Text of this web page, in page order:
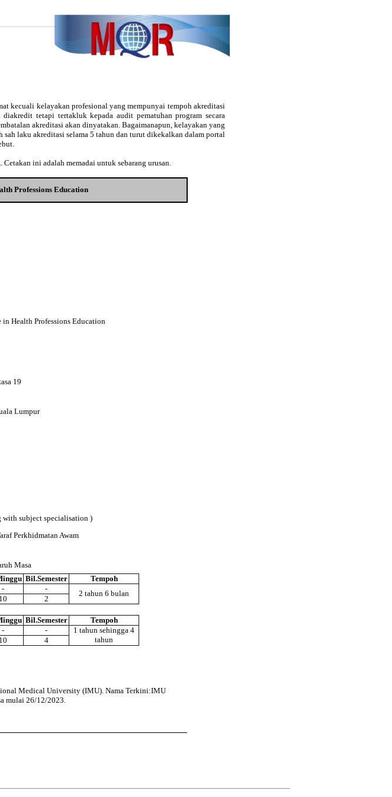
kecuali kelayakan profesional yang mempunyai tempoh akreditasi
tetapi tertakluk kepada audit pematuhan program secara
akreditasi akan dinyatakan. Bagaimanapun, kelayakan yang
laku akreditasi selama 5 tahun dan turut dikekalkan dalam portal
ini adalah memadai untuk sebarang urusan.
Professions Education
in Health Professions Education
19
Lumpur
subject specialisation )
Perkhidmatan Awam
Masa
Bil.Semester
Tempoh
- -
2 tahun 6 bulan
10 2
Bil.Semester
Tempoh
- -
1 tahun sehingga 4
tahun
10 4
Medical University (IMU). Nama Terkini:IMU
mulai 26/12/2023.